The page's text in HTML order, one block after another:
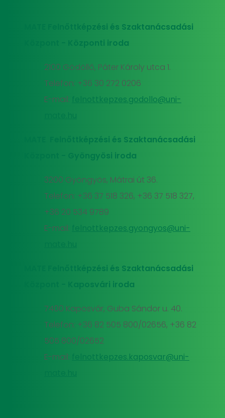
MATE Felnőttképzési és Szaktanácsadási
Központ - Központi iroda
2100 Gödöllő, Páter Károly utca 1.
Telefon: +36 30 272 0206
E-mail:
felnottkepzes.godollo@uni-
MATE Felnőttképzési és Szaktanácsadási
Központ - Gyöngyösi iroda
3200 Gyöngyös, Mátrai út 36.
Telefon: +36 37 518 326, +36 37 518 327,
+36 20 534 9789
E-mail:
felnottkepzes.gyongyos@uni-
MATE Felnőttképzési és Szaktanácsadási
Központ - Kaposvári iroda
7400 Kaposvár, Guba Sándor u. 40.
Telefon: +36 82 505 800/02656, +36 82
505 800/02652
E-mail:
felnottkepzes.kaposvar@uni-